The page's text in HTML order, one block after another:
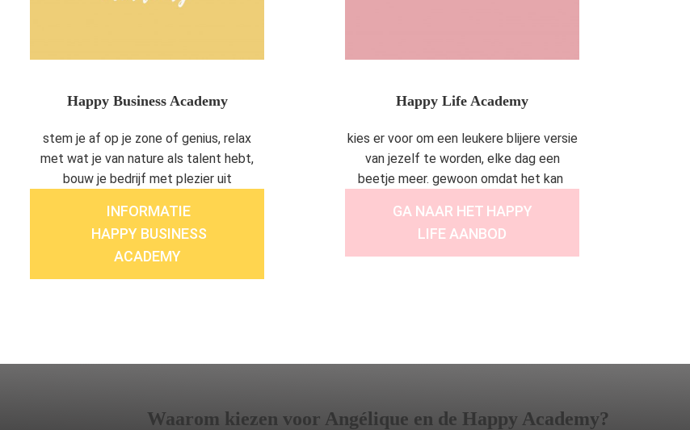
Happy Business Academy
stem je af op je zone of genius, relax
met wat je van nature als talent hebt,
bouw je bedrijf met plezier uit
INFORMATIE
HAPPY BUSINESS
ACADEMY
Happy Life Academy
kies er voor om een leukere blijere versie
van jezelf te worden, elke dag een
beetje meer. gewoon omdat het kan
GA NAAR HET HAPPY
LIFE AANBOD
Waarom kiezen voor Angélique en de Happy Academy?